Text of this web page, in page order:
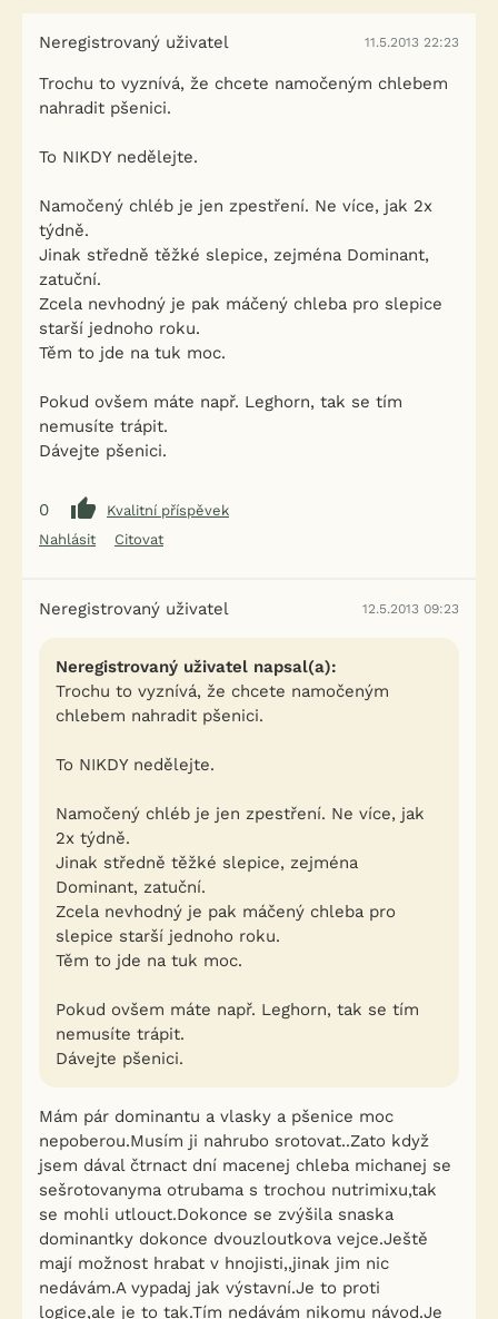
Neregistrovaný uživatel 11.5.2013 22:23
Trochu to vyznívá, že chcete namočeným chlebem
nahradit pšenici.
To NIKDY nedělejte.
Namočený chléb je jen zpestření. Ne více, jak 2x
týdně.
Jinak středně těžké slepice, zejména Dominant,
zatuční.
Zcela nevhodný je pak máčený chleba pro slepice
starší jednoho roku.
Těm to jde na tuk moc.
Pokud ovšem máte např. Leghorn, tak se tím
nemusíte trápit.
Dávejte pšenici.
0
Kvalitní příspěvek
Nahlásit
Citovat
Neregistrovaný uživatel 12.5.2013 09:23
Neregistrovaný uživatel napsal(a):
Trochu to vyznívá, že chcete namočeným
chlebem nahradit pšenici.
To NIKDY nedělejte.
Namočený chléb je jen zpestření. Ne více, jak
2x týdně.
Jinak středně těžké slepice, zejména
Dominant, zatuční.
Zcela nevhodný je pak máčený chleba pro
slepice starší jednoho roku.
Těm to jde na tuk moc.
Pokud ovšem máte např. Leghorn, tak se tím
nemusíte trápit.
Dávejte pšenici.
Mám pár dominantu a vlasky a pšenice moc
nepoberou.Musím ji nahrubo srotovat..Zato když
jsem dával čtrnact dní macenej chleba michanej se
sešrotovanyma otrubama s trochou nutrimixu,tak
se mohli utlouct.Dokonce se zvýšila snaska
dominantky dokonce dvouzloutkova vejce.Ještě
mají možnost hrabat v hnojisti,,jinak jim nic
nedávám.A vypadaj jak výstavní.Je to proti
logice,ale je to tak.Tím nedávám nikomu návod.Je